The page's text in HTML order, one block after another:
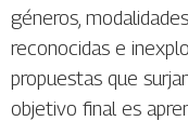
géneros,
reconocidas e
propuestas que
objetivo final es